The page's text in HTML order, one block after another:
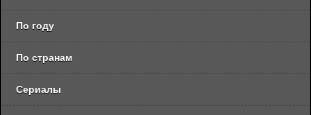
По году
По странам
Сериалы